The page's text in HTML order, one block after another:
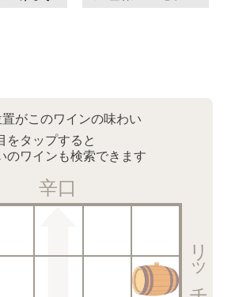
がこのワインの味わい
をタップすると
のワインも検索できます
辛口